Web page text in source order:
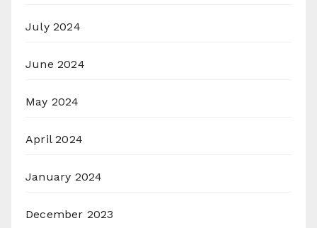
July 2024
June 2024
May 2024
April 2024
January 2024
December 2023